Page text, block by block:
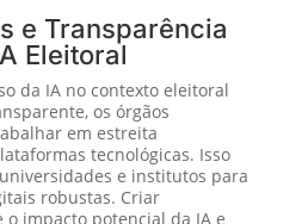
e Transparência
Eleitoral
da IA no contexto eleitoral
os órgãos
em estreita
tecnológicas. Isso
e institutos para
robustas. Criar
o impacto potencial da IA e